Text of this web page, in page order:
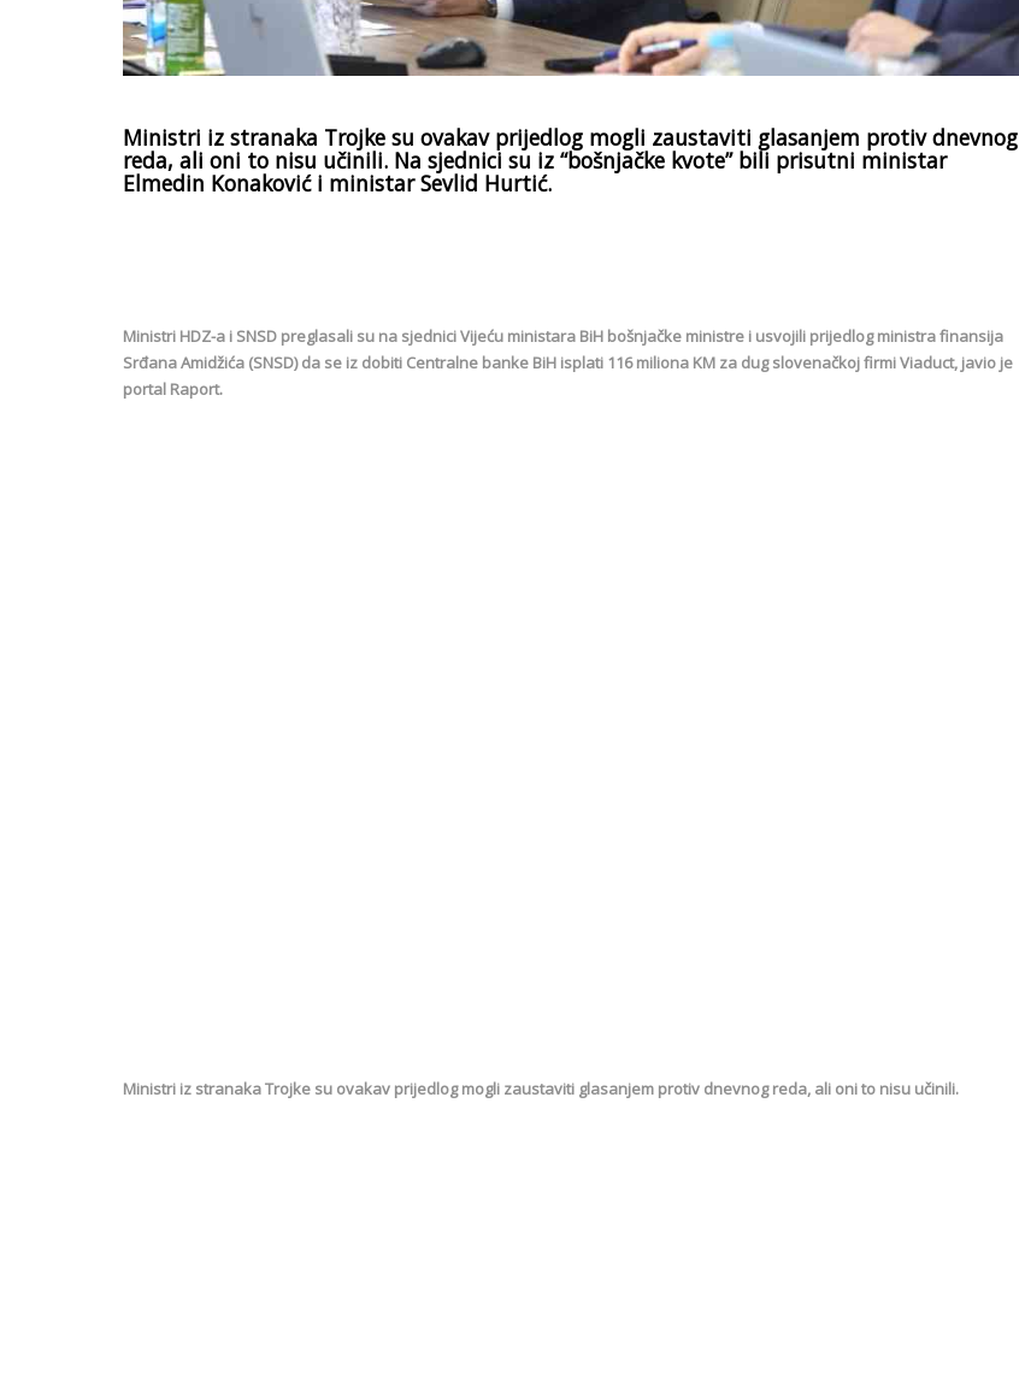
Ministri iz stranaka Trojke su ovakav prijedlog mogli zaustaviti glasanjem protiv dnevnog
reda, ali oni to nisu učinili. Na sjednici su iz “bošnjačke kvote” bili prisutni ministar
Elmedin Konaković i ministar Sevlid Hurtić.
Ministri HDZ-a i SNSD preglasali su na sjednici Vijeću ministara BiH bošnjačke ministre i usvojili prijedlog ministra finansija
Srđana Amidžića (SNSD) da se iz dobiti Centralne banke BiH isplati 116 miliona KM za dug slovenačkoj firmi Viaduct, javio je
portal Raport.
Ministri iz stranaka Trojke su ovakav prijedlog mogli zaustaviti glasanjem protiv dnevnog reda, ali oni to nisu učinili.